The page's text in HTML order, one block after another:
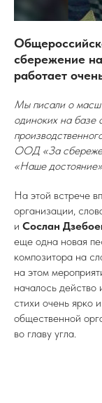
сбережение
работает
Мы писали о
одиноких на базе
ООД «За
«Наше
На этой встрече
организации,
и Сослан
еще одна новая
композитора на
на этом
началось действо
стихи очень ярко
общественной
во главу угла.